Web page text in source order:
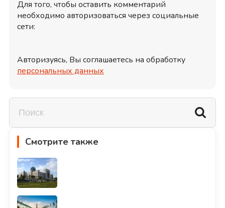
Для того, чтобы оставить комментарий
необходимо авторизоваться через социальные
сети:
Авторизуясь, Вы соглашаетесь на обработку
персональных данных
Смотрите также